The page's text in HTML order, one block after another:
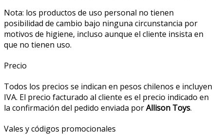
Nota: los productos de uso personal no tienen
posibilidad de cambio bajo ninguna circunstancia por
motivos de higiene, incluso aunque el cliente insista en
que no tienen uso.
Precio
Todos los precios se indican en pesos chilenos e incluyen
IVA. El precio facturado al cliente es el precio indicado en
la confirmación del pedido enviada porAllison Toys.
Vales y códigos promocionales